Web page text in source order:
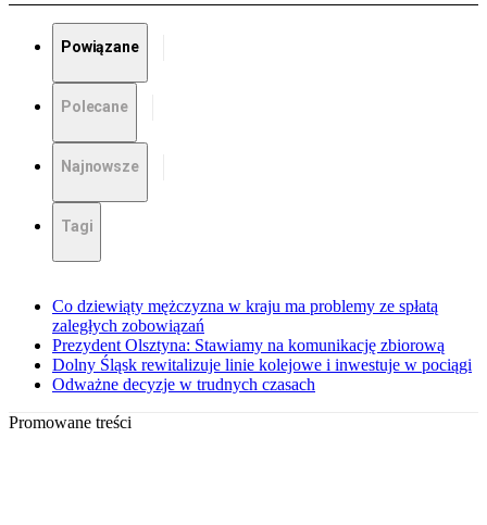
Powiązane
Polecane
Najnowsze
Tagi
Co dziewiąty mężczyzna w kraju ma problemy ze spłatą
zaległych zobowiązań
Prezydent Olsztyna: Stawiamy na komunikację zbiorową
Dolny Śląsk rewitalizuje linie kolejowe i inwestuje w pociągi
Odważne decyzje w trudnych czasach
Promowane treści